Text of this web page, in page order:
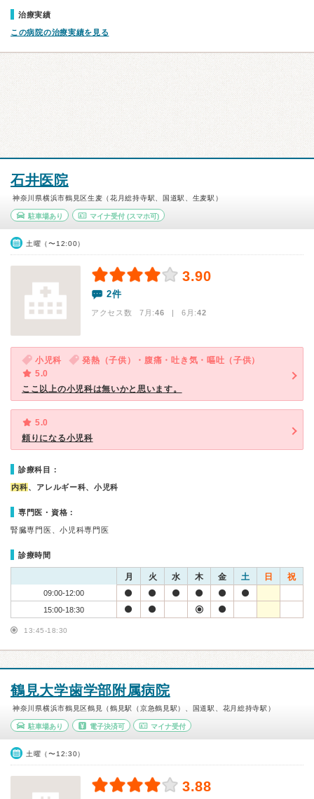
治療実績
この病院の治療実績を見る
石井医院
神奈川県横浜市鶴見区生麦（花月総持寺駅、国道駅、生麦駅）
駐車場あり マイナ受付(スマホ可)
土曜（〜12:00）
3.90
2件
アクセス数 7月:46 | 6月:42
小児科
発熱（子供）・腹痛・吐き気・嘔吐（子供）
5.0
ここ以上の小児科は無いかと思います。
5.0
頼りになる小児科
診療科目：
内科、アレルギー科、小児科
専門医・資格：
腎臓専門医、小児科専門医
診療時間
月 火 水 木 金 土 日 祝
09:00-12:00
15:00-18:30
13:45-18:30
鶴見大学歯学部附属病院
神奈川県横浜市鶴見区鶴見（鶴見駅（京急鶴見駅）、国道駅、花月総持寺駅）
駐車場あり 電子決済可 マイナ受付
土曜（〜12:30）
3.88